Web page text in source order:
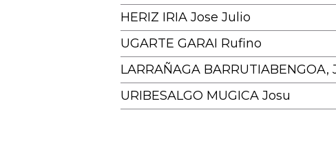
HERIZ IRIA Jose Julio
UGARTE GARAI Rufino
LARRAÑAGA BARRUTIABENGOA,
URIBESALGO MUGICA Josu